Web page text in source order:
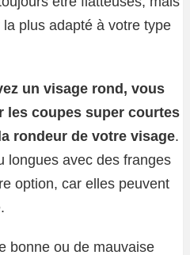
plus adapté à votre type
un visage rond, vous
les coupes super courtes
rondeur de votre visage.
longues avec des franges
option, car elles peuvent
bonne ou de mauvaise